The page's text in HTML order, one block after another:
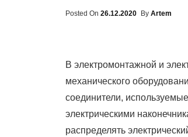
Posted On Posted
26.12.2020 By Artem
В электромонтажной и
механического
соединители,
электрическими
распределять